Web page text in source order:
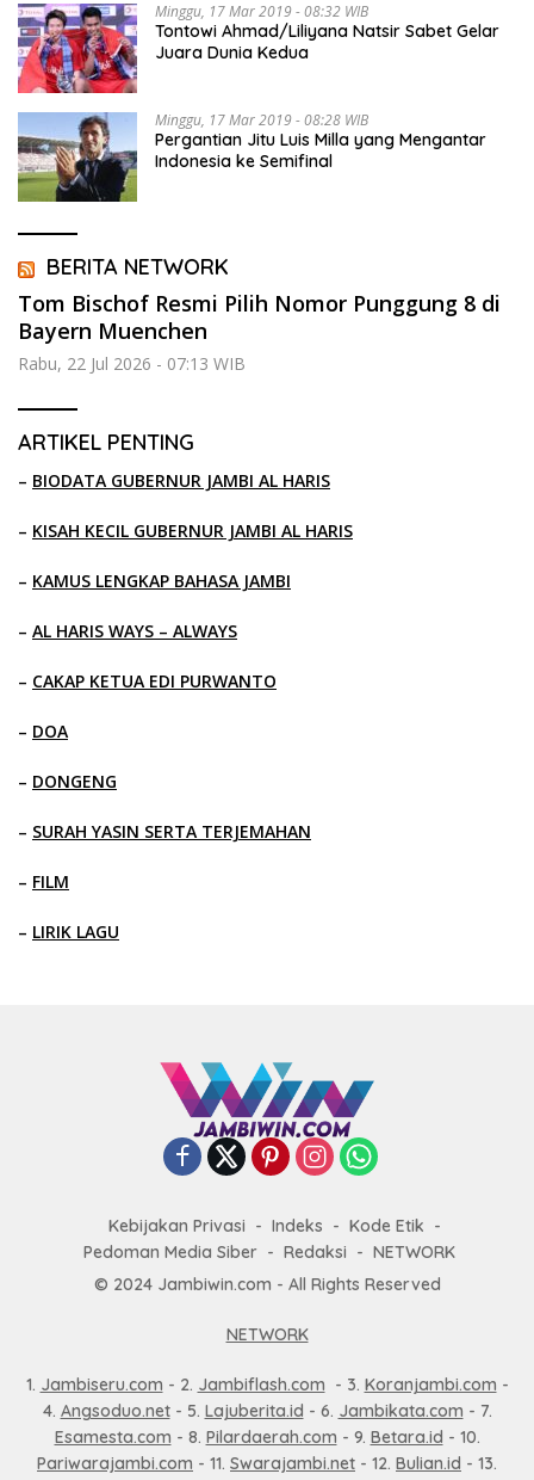
Minggu, 17 Mar 2019 - 08:32 WIB
Tontowi Ahmad/Liliyana Natsir Sabet Gelar
Juara Dunia Kedua
Minggu, 17 Mar 2019 - 08:28 WIB
Pergantian Jitu Luis Milla yang Mengantar
Indonesia ke Semifinal
BERITA NETWORK
Tom Bischof Resmi Pilih Nomor Punggung 8 di
Bayern Muenchen
Rabu, 22 Jul 2026 - 07:13 WIB
ARTIKEL PENTING
– BIODATA GUBERNUR JAMBI AL HARIS
– KISAH KECIL GUBERNUR JAMBI AL HARIS
– KAMUS LENGKAP BAHASA JAMBI
– AL HARIS WAYS – ALWAYS
– CAKAP KETUA EDI PURWANTO
– DOA
– DONGENG
– SURAH YASIN SERTA TERJEMAHAN
– FILM
– LIRIK LAGU
Kebijakan Privasi Indeks
Kode Etik
Pedoman Media Siber
Redaksi
NETWORK
© 2024 Jambiwin.com - All Rights Reserved
NETWORK
1. Jambiseru.com - 2. Jambiflash.com - 3. Koranjambi.com -
4. Angsoduo.net- 5. Lajuberita.id - 6. Jambikata.com - 7.
Esamesta.com - 8. Pilardaerah.com - 9. Betara.id - 10.
Pariwarajambi.com - 11. Swarajambi.net - 12. Bulian.id - 13.